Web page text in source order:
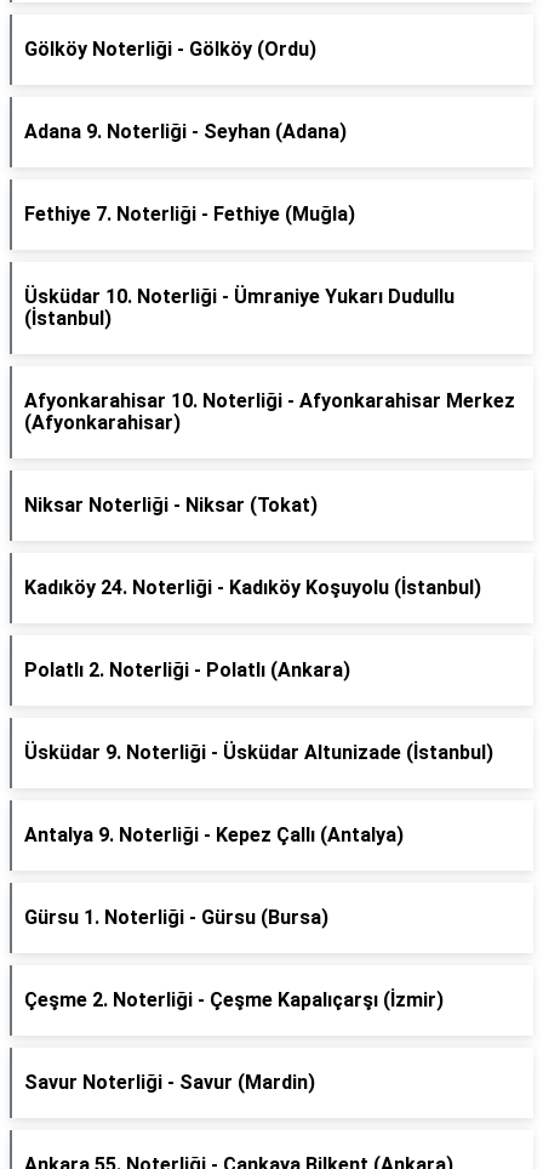
Gölköy Noterliği - Gölköy (Ordu)
Adana 9. Noterliği - Seyhan (Adana)
Fethiye 7. Noterliği - Fethiye (Muğla)
Üsküdar 10. Noterliği - Ümraniye Yukarı Dudullu
(İstanbul)
Afyonkarahisar 10. Noterliği - Afyonkarahisar Merkez
(Afyonkarahisar)
Niksar Noterliği - Niksar (Tokat)
Kadıköy 24. Noterliği - Kadıköy Koşuyolu (İstanbul)
Polatlı 2. Noterliği - Polatlı (Ankara)
Üsküdar 9. Noterliği - Üsküdar Altunizade (İstanbul)
Antalya 9. Noterliği - Kepez Çallı (Antalya)
Gürsu 1. Noterliği - Gürsu (Bursa)
Çeşme 2. Noterliği - Çeşme Kapalıçarşı (İzmir)
Savur Noterliği - Savur (Mardin)